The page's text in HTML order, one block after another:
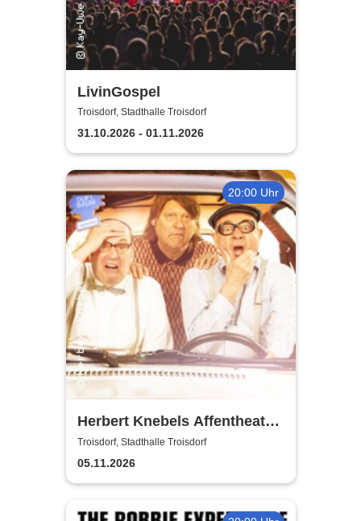
LivinGospel
Troisdorf, Stadthalle Troisdorf
31.10.2026 - 01.11.2026
20:00 Uhr
Herbert Knebels Affentheater
- Voll Karacho!
Troisdorf, Stadthalle Troisdorf
05.11.2026